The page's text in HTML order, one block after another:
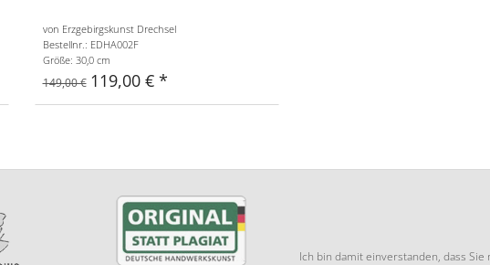
von Erzgebirgskunst Drechsel
Bestellnr.: EDHA002F
Größe: 30,0 cm
149,00 € 119,00 €
Ich bin damit einverstanden, dass